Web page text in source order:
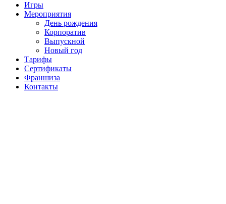
Игры
Мероприятия
День рождения
Корпоратив
Выпускной
Новый год
Тарифы
Сертификаты
Франшиза
Контакты